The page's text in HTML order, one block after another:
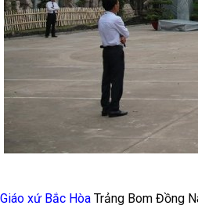
Giáo xứ Bắc Hòa Trảng Bom Đồng